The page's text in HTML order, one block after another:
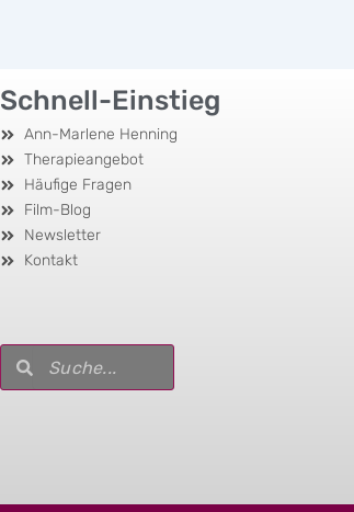
Schnell-Einstieg
Ann-Marlene Henning
Therapieangebot
Häufige Fragen
Film-Blog
Newsletter
Kontakt
Suche